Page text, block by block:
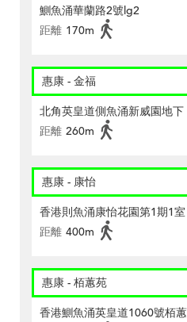
鰂魚涌華蘭路2號lg2
距離 170m
惠康 - 金福
北角英皇道側魚涌新威園地
距離 260m
惠康 - 康怡
香港則魚涌康怡花園第1期1室
距離 400m
惠康 - 栢蕙苑
香港鰂魚涌英皇道1060號栢